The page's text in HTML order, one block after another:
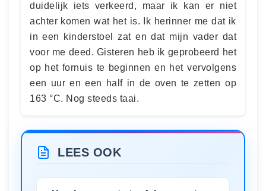
duidelijk iets verkeerd, maar ik kan er niet
achter komen wat het is. Ik herinner me dat ik
in een kinderstoel zat en dat mijn vader dat
voor me deed. Gisteren heb ik geprobeerd het
op het fornuis te beginnen en het vervolgens
een uur en een half in de oven te zetten op
163 °C. Nog steeds taai.
LEES OOK